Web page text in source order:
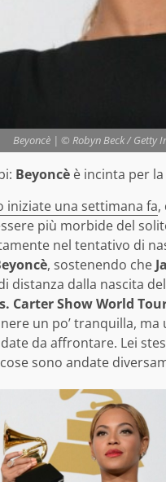
Beyoncè | © Robyn Beck / Getty
Beyoncè è incinta per
iniziate una settimana fa,
più morbide del
nel tentativo di
, sostenendo che
distanza dalla nascita
Carter Show World
un po’ tranquilla,
da affrontare. Lei
sono andate